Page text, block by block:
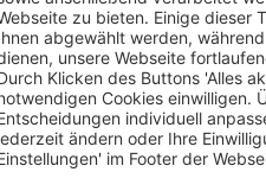
sind die
und den Eintritt des